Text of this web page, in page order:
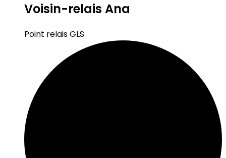
Voisin-relais Ana
Point relais GLS